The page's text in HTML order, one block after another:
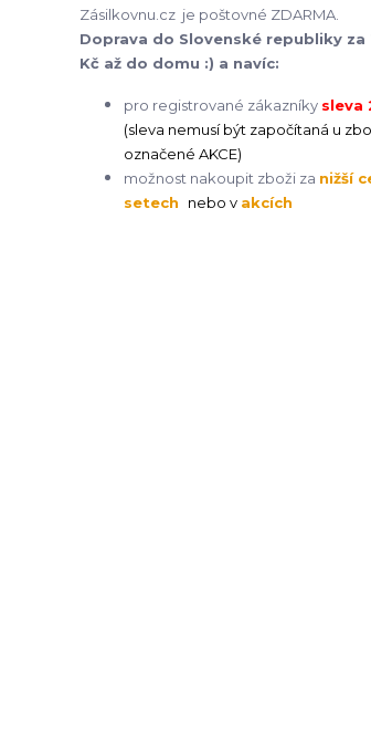
Zásilkovnu.cz je poštovné ZDARMA.
Doprava do Slovenské republiky za
Kč až do domu :) a navíc:
pro registrované zákazníky sleva
(sleva nemusí být započítaná u
označené AKCE)
možnost nakoupit zboži za nižší
setech
nebo v akcích